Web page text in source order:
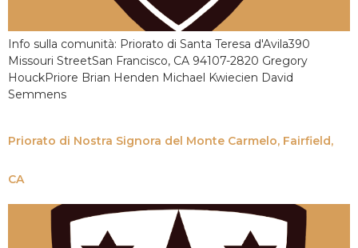
Info sulla comunità: Priorato di Santa Teresa d'Avila390
Missouri StreetSan Francisco, CA 94107-2820 Gregory
HouckPriore Brian Henden Michael Kwiecien David
Semmens
Priorato di Nostra Signora del Monte Carmelo, Fairfield,
CA